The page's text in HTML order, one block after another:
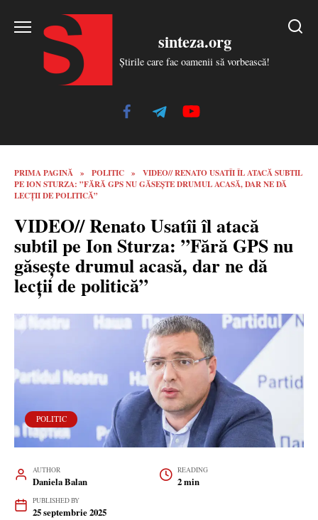
sinteza.org
Știrile care fac oamenii să vorbească!
PRIMA PAGINĂ » POLITIC »
VIDEO// RENATO USATÎI ÎL ATACĂ SUBTIL
PE ION STURZA: ”FĂRĂ GPS NU GĂSEȘTE DRUMUL ACASĂ, DAR NE DĂ
LECȚII DE POLITICĂ”
VIDEO// Renato Usatîi îl atacă
subtil pe Ion Sturza: ”Fără GPS nu
găsește drumul acasă, dar ne dă
lecții de politică”
POLITIC
AUTHOR
Daniela Balan
READING
2 min
PUBLISHED BY
25 septembrie 2025